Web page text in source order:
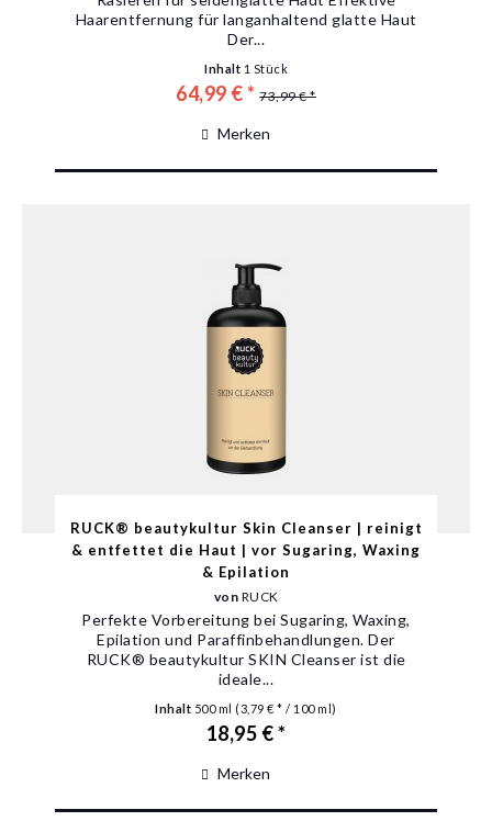
Haarentfernung für langanhaltend glatte Haut
Der...
Inhalt 1 Stück
64,99 € * 73,99 € *
Merken
RUCK® beautykultur Skin Cleanser | reinigt
& entfettet die Haut | vor Sugaring, Waxing
& Epilation
von RUCK
Perfekte Vorbereitung bei Sugaring, Waxing,
Epilation und Paraffinbehandlungen. Der
RUCK® beautykultur SKIN Cleanser ist die
ideale...
Inhalt 500 ml (3,79 € * / 100 ml)
18,95 € *
Merken